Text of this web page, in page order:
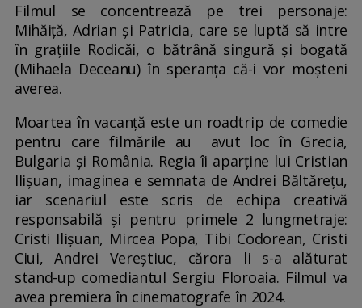
Filmul se concentrează pe trei personaje:
Mihăiță, Adrian și Patricia, care se luptă să intre
în grațiile Rodicăi, o bătrână singură și bogată
(Mihaela Deceanu) în speranța că-i vor moșteni
averea.
Moartea în vacanță este un roadtrip de comedie
pentru care filmările au avut loc în Grecia,
Bulgaria și România. Regia îi aparține lui Cristian
Ilișuan, imaginea e semnata de Andrei Băltărețu,
iar scenariul este scris de echipa creativă
responsabilă și pentru primele 2 lungmetraje:
Cristi Ilișuan, Mircea Popa, Tibi Codorean, Cristi
Ciui, Andrei Vereștiuc, cărora li s-a alăturat
stand-up comediantul Sergiu Floroaia. Filmul va
avea premiera în cinematografe în 2024.